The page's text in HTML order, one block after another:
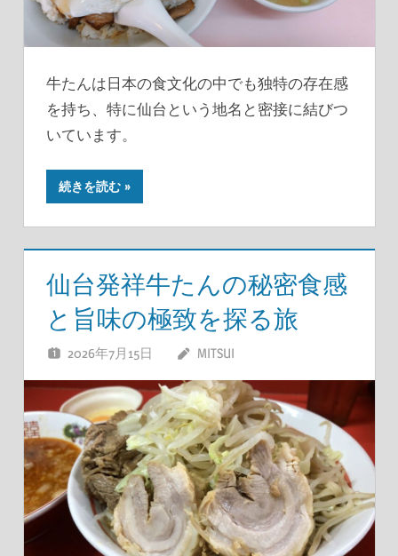
牛たんは日本の食文化の中でも独特の存在感
を持ち、特に仙台という地名と密接に結びつ
いています。
続きを読む
仙台発祥牛たんの秘密食感
と旨味の極致を探る旅
2026年7月15日 MITSUI